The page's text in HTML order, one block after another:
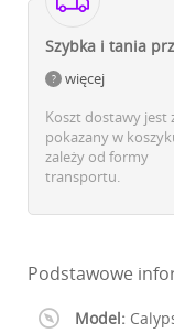
Szybka i tania
więcej
Koszt dostawy jest
pokazany w
zależy od formy
transportu.
Podstawowe
Model: